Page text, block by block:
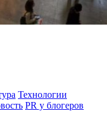
Технологии
PR у блогеров